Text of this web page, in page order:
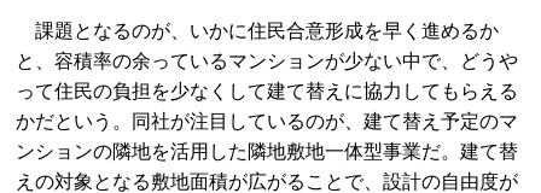
課題となるのが、いかに住民合意形成を早く進めるか
と、容積率の余っているマンションが少ない中で、どうや
って住民の負担を少なくして建て替えに協力してもらえる
かだという。同社が注目しているのが、建て替え予定のマ
ンションの隣地を活用した隣地敷地一体型事業だ。建て替
えの対象となる敷地面積が広がることで、設計の自由度が